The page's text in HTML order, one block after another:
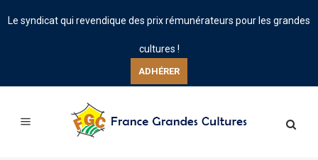
Le syndicat qui revendique des prix rémunérateurs pour les grandes
cultures !
ADHÉRER